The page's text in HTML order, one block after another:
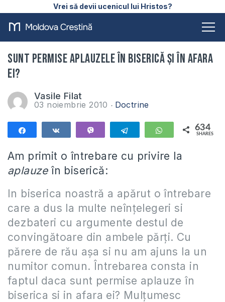
Vrei să devii ucenicul lui Hristos?
Sunt permise aplauzele în biserică şi în afara
ei?
Vasile Filat
03 noiembrie 2010 Doctrine
Telegram WhatsApp
634
SHARES
Am primit o întrebare cu privire la
aplauzeîn biserică:
In biserica noastră a apărut o întrebare
care a dus la multe neînțelegeri si
dezbateri cu argumente destul de
convingătoare din ambele părţi. Cu
părere de rău așa si nu am ajuns la un
numitor comun. Întrebarea consta in
faptul daca sunt permise aplauze în
biserica si in afara ei? Mulțumesc